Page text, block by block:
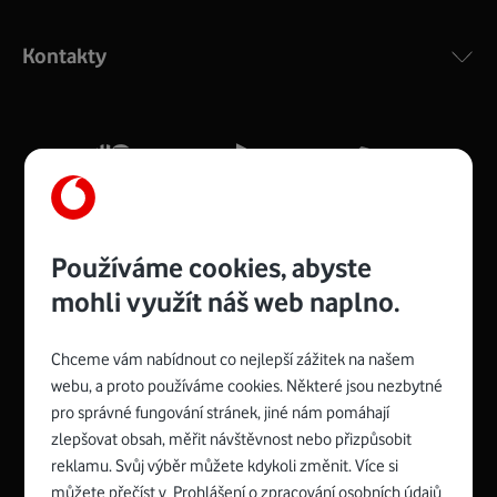
silný signál pro celou domácnost. Kompaktní rozměry 21
Více o COMPAL CH7465VF
Zyxel VMG8623-T50B:
Rozměry modemu jsou 16 x 22 x 7,5 cm (včetně stojánku)
a nabízí 4 gigabitové LAN porty a bezdrátové připojení Wi-
Spojte se s Vodafonem
Kontakty
Používáme cookies, abyste
mohli využít náš web naplno.
Chceme vám nabídnout co nejlepší zážitek na našem
webu, a proto používáme cookies. Některé jsou nezbytné
pro správné fungování stránek, jiné nám pomáhají
zlepšovat obsah, měřit návštěvnost nebo přizpůsobit
reklamu. Svůj výběr můžete kdykoli změnit. Více si
můžete přečíst v Prohlášení o zpracování osobních údajů